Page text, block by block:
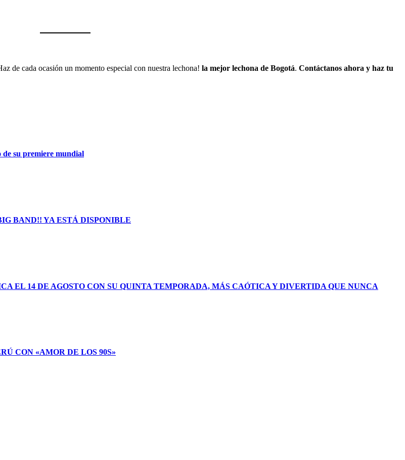
de cada ocasión un momento especial con nuestra lechona! la mejor lechona de Bogotá. Contáctanos ahora y haz tu
de su premiere mundial
BAND!! YA ESTÁ DISPONIBLE
EL 14 DE AGOSTO CON SU QUINTA TEMPORADA, MÁS CAÓTICA Y DIVERTIDA QUE NUNCA
CON «AMOR DE LOS 90S»